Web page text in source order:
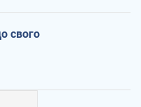
свого